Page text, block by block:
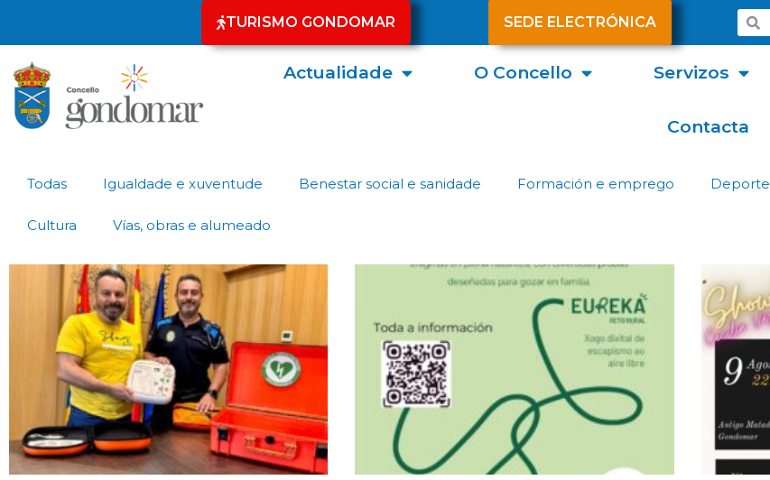
TURISMO GONDOMAR SEDE ELECTRÓNICA
Actualidade O Concello Servizos
Contacta
Todas Igualdade e xuventude Benestar social e sanidade Formación e emprego Deporte
Cultura Vías, obras e alumeado